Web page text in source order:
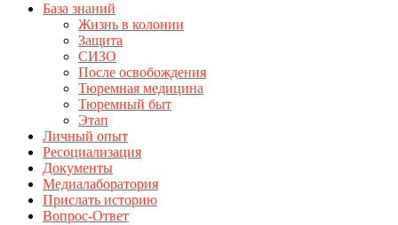
База знаний
Жизнь в колонии
Защита
СИЗО
После освобождения
Тюремная медицина
Тюремный быт
Этап
Личный опыт
Ресоциализация
Документы
Медиалаборатория
Прислать историю
Вопрос-Ответ